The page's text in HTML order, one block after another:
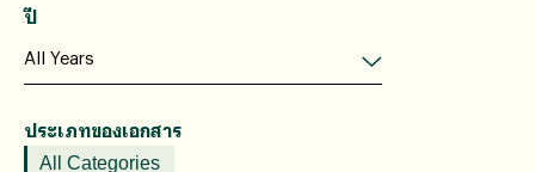
ปี
ประเภทของเอกสาร
All Categories